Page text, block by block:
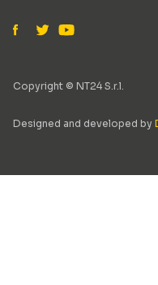
Copyright © NT24 S.r.l.
Designed and developed by